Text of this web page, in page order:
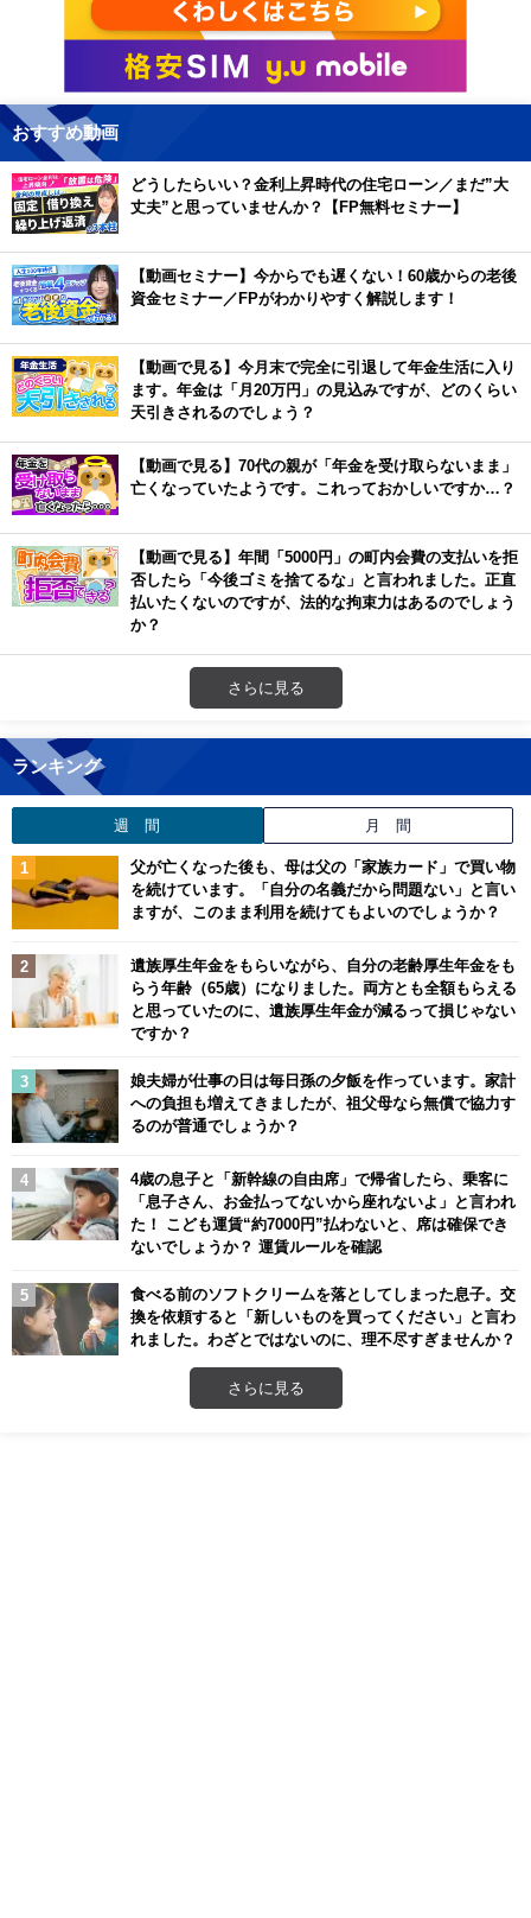
おすすめ動画
どうしたらいい？金利上昇時代の住宅ローン／まだ”大
丈夫”と思っていませんか？【FP無料セミナー】
【動画セミナー】今からでも遅くない！60歳からの老後
資金セミナー／FPがわかりやすく解説します！
【動画で見る】今月末で完全に引退して年金生活に入り
ます。年金は「月20万円」の見込みですが、どのくらい
天引きされるのでしょう？
【動画で見る】70代の親が「年金を受け取らないまま」
亡くなっていたようです。これっておかしいですか…？
【動画で見る】年間「5000円」の町内会費の支払いを拒
否したら「今後ゴミを捨てるな」と言われました。正直
払いたくないのですが、法的な拘束力はあるのでしょう
か？
さらに見る
ランキング
週 間 月 間
父が亡くなった後も、母は父の「家族カード」で買い物
を続けています。「自分の名義だから問題ない」と言い
ますが、このまま利用を続けてもよいのでしょうか？
遺族厚生年金をもらいながら、自分の老齢厚生年金をも
らう年齢（65歳）になりました。両方とも全額もらえる
と思っていたのに、遺族厚生年金が減るって損じゃない
ですか？
娘夫婦が仕事の日は毎日孫の夕飯を作っています。家計
への負担も増えてきましたが、祖父母なら無償で協力す
るのが普通でしょうか？
4歳の息子と「新幹線の自由席」で帰省したら、乗客に
「息子さん、お金払ってないから座れないよ」と言われ
た！ こども運賃“約7000円”払わないと、席は確保でき
ないでしょうか？ 運賃ルールを確認
食べる前のソフトクリームを落としてしまった息子。交
換を依頼すると「新しいものを買ってください」と言わ
れました。わざとではないのに、理不尽すぎませんか？
さらに見る